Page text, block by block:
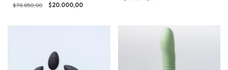
$78.850,00 $20.000,00